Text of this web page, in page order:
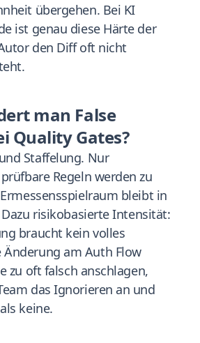
übergehen. Bei KI
ist genau diese Härte der
den Diff oft nicht
man False
Quality Gates?
Staffelung. Nur
Regeln werden zu
bleibt in
risikobasierte Intensität:
braucht kein volles
am Auth Flow
zu oft falsch anschlagen,
das Ignorieren an und
keine.